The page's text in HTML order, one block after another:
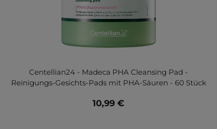
Centellian24 - Madeca PHA Cleansing Pad -
Reinigungs-Gesichts-Pads mit PHA-Säuren - 60 Stück
10,99 €